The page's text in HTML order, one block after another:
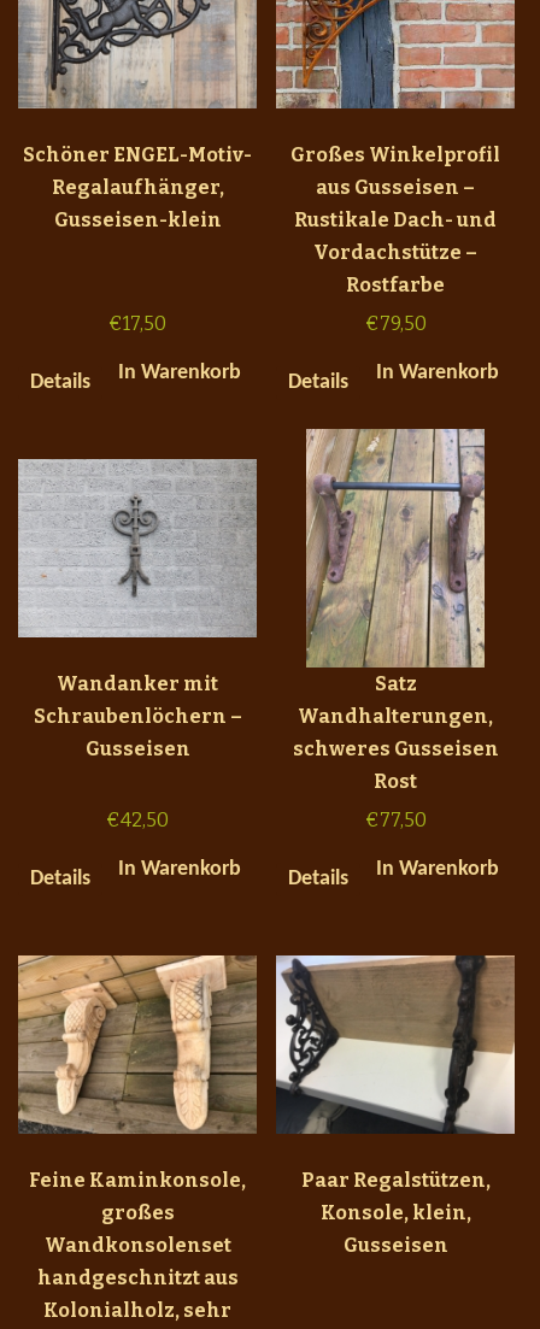
Schöner ENGEL-Motiv-
Regalaufhänger,
Gusseisen-klein
€17,50
Details In Warenkorb
Großes Winkelprofil
aus Gusseisen –
Rustikale Dach- und
Vordachstütze –
Rostfarbe
€79,50
Details In Warenkorb
Wandanker mit
Schraubenlöchern –
Gusseisen
€42,50
Details In Warenkorb
Satz
Wandhalterungen,
schweres Gusseisen
Rost
€77,50
Details In Warenkorb
Feine Kaminkonsole,
großes
Wandkonsolenset
handgeschnitzt aus
Kolonialholz, sehr
Paar Regalstützen,
Konsole, klein,
Gusseisen